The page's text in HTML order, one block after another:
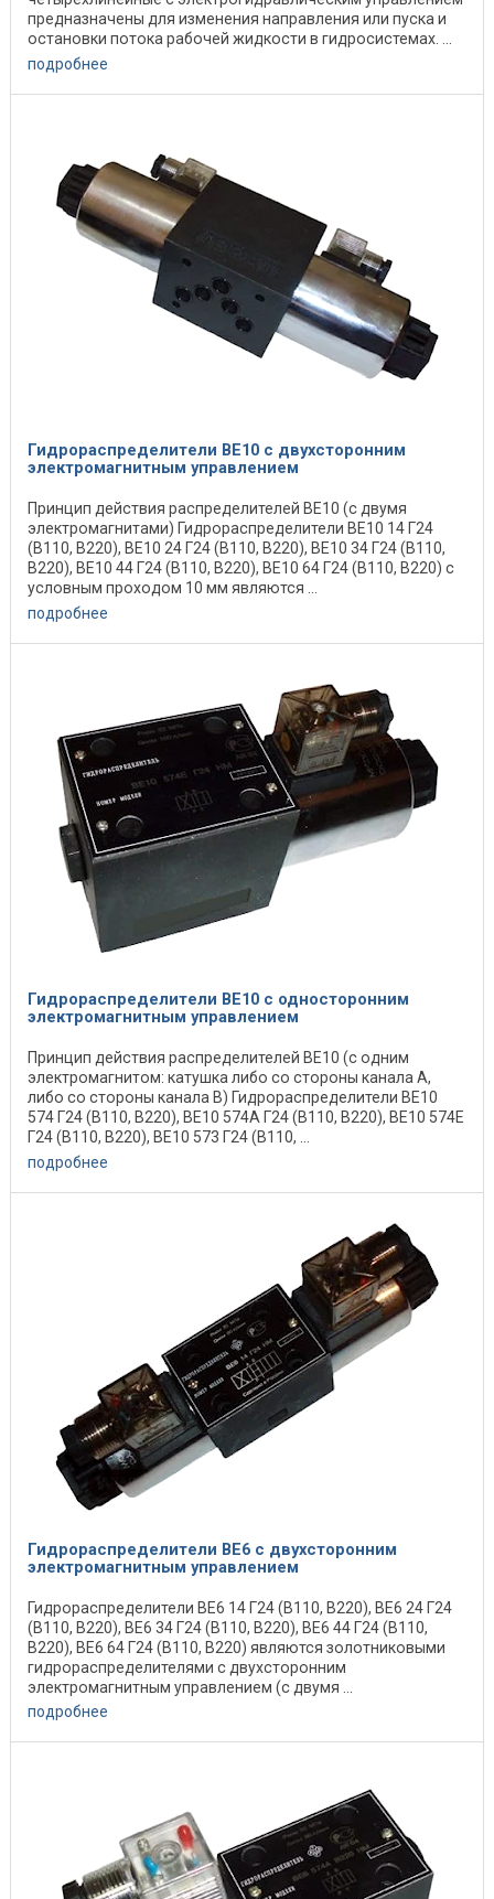
предназначены для изменения направления или пуска и
остановки потока рабочей жидкости в гидросистемах. ...
подробнее
Гидрораспределители ВЕ10 с двухсторонним
электромагнитным управлением
Принцип действия распределителей ВЕ10 (с двумя
электромагнитами) Гидрораспределители ВЕ10 14 Г24
(В110, В220), ВЕ10 24 Г24 (В110, В220), ВЕ10 34 Г24 (В110,
В220), ВЕ10 44 Г24 (В110, В220), ВЕ10 64 Г24 (В110, В220) с
условным проходом 10 мм являются ...
подробнее
Гидрораспределители ВЕ10 с односторонним
электромагнитным управлением
Принцип действия распределителей ВЕ10 (с одним
электромагнитом: катушка либо со стороны канала А,
либо со стороны канала В) Гидрораспределители ВЕ10
574 Г24 (В110, В220), ВЕ10 574А Г24 (В110, В220), ВЕ10 574Е
Г24 (В110, В220), ВЕ10 573 Г24 (В110, ...
подробнее
Гидрораспределители ВЕ6 с двухсторонним
электромагнитным управлением
Гидрораспределители ВЕ6 14 Г24 (В110, В220), ВЕ6 24 Г24
(В110, В220), ВЕ6 34 Г24 (В110, В220), ВЕ6 44 Г24 (В110,
В220), ВЕ6 64 Г24 (В110, В220) являются золотниковыми
гидрораспределителями с двухсторонним
электромагнитным управлением (с двумя ...
подробнее